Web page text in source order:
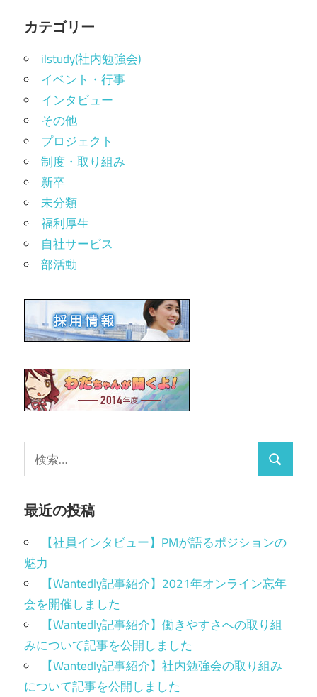
カテゴリー
ilstudy(社内勉強会)
イベント・行事
インタビュー
その他
プロジェクト
制度・取り組み
新卒
未分類
福利厚生
自社サービス
部活動
最近の投稿
【社員インタビュー】PMが語るポジションの
魅力
【Wantedly記事紹介】2021年オンライン忘年
会を開催しました
【Wantedly記事紹介】働きやすさへの取り組
みについて記事を公開しました
【Wantedly記事紹介】社内勉強会の取り組み
について記事を公開しました